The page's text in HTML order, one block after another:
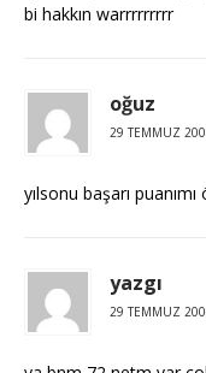
bi hakkın warrrrrrrrr
oğuz
29 TEMMUZ
yılsonu başarı
yazgı
29 TEMMUZ